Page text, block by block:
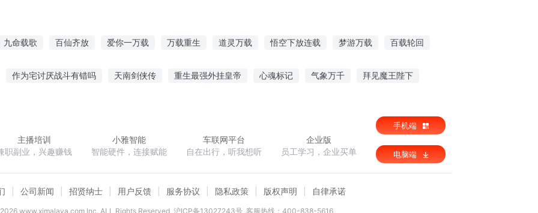
九命载歌 百仙齐放 爱你一万载 万载重生 道灵万载 悟空下放连载 梦游万载 百载轮回
作为宅讨厌战斗有错吗 天南剑侠传 重生最强外挂皇帝 心魂标记 气象万千 拜见魔王陛下
主播培训
职副业，兴趣赚钱
小雅智能
智能硬件，连接赋能
车联网平台
自在出行，听我想听
企业版
员工学习，企业买单
手机端
电脑端
公司新闻 招贤纳士 用户反馈 服务协议 隐私政策 版权声明 自律承诺
2026www.ximalaya.com lnc. ALL Rights Reserved 沪ICP备13027243号 客服热线：400-838-5616